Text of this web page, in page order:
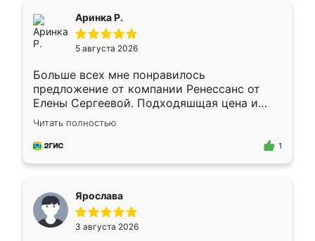
Аринка Р.
5 августа 2026
Больше всех мне понравилось
предложение от компании Ренессанс от
Елены Сергеевой. Подходяшщая цена и
короткие сроки изготовления. Приехавший
для замера сотрудник Владислав
предложил по моему эскизу самый
Читать полностью
1
Ярослава
3 августа 2026